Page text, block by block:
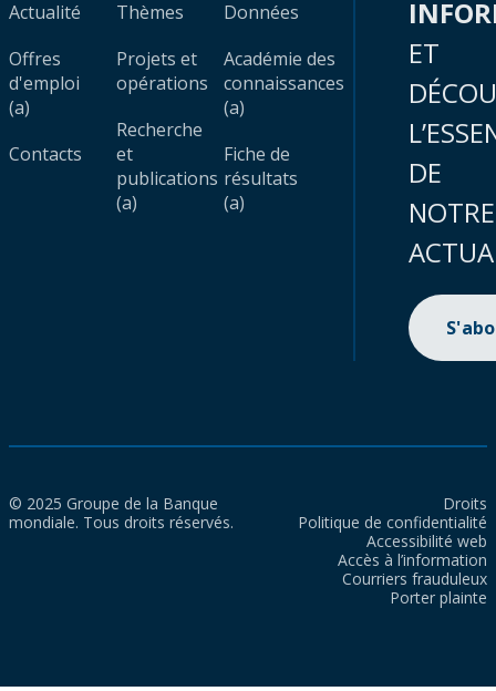
Actualité
Offres
d'emploi
(a)
Contacts
Thèmes
Projets et
opérations
Recherche
et
publications
(a)
Données
Académie des
connaissances
(a)
Fiche de
résultats
(a)
ET
DE
NOTRE
© 2025 Groupe de la Banque
mondiale. Tous droits réservés.
Droits
Politique de confidentialité
Accessibilité web
Accès à l’information
Courriers frauduleux
Porter plainte